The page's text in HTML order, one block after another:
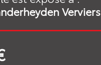
Verviers